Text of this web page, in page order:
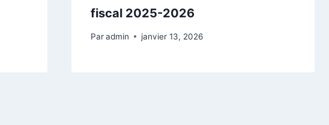
fiscal 2025-2026
Par admin janvier 13, 2026